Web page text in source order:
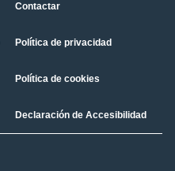
Contactar
Política de privacidad
Política de cookies
Declaración de Accesibilidad